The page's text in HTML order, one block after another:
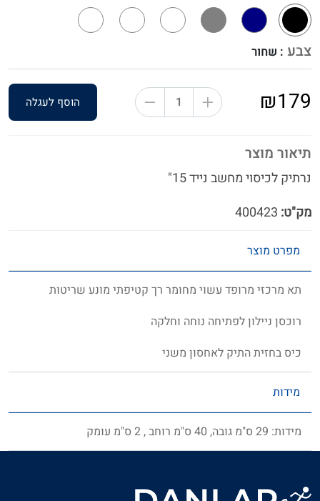
תיאור מוצר
נרתיק לכיסוי מחשב נייד 15"
מק"ט:
צבע : שחור
₪179 הוסף לעגלה
מפרט מוצר
תא מרכזי מרופד עשוי מחומר רך קטיפתי מונע שריטות
רוכסן ניילון לפתיחה נוחה וחלקה
כיס בחזית התיק לאחסון משני
מידות
מידות: 29 ס"מ גובה, 40 ס"מ רוחב , 2 ס"מ עומק